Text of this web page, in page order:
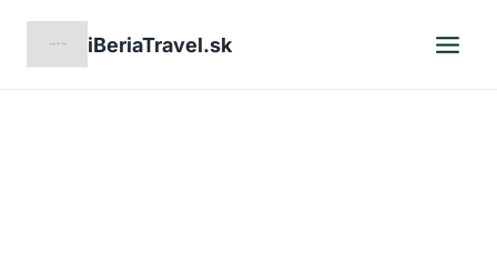
iBeriaTravel.sk